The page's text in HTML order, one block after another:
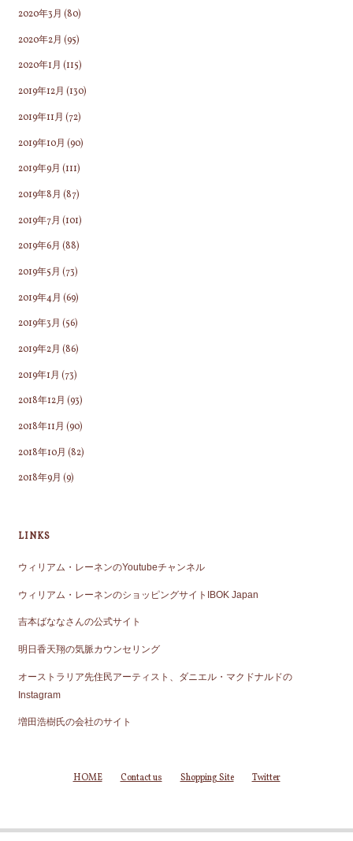
2020年3月 (80)
2020年2月 (95)
2020年1月 (115)
2019年12月 (130)
2019年11月 (72)
2019年10月 (90)
2019年9月 (111)
2019年8月 (87)
2019年7月 (101)
2019年6月 (88)
2019年5月 (73)
2019年4月 (69)
2019年3月 (56)
2019年2月 (86)
2019年1月 (73)
2018年12月 (93)
2018年11月 (90)
2018年10月 (82)
2018年9月 (9)
LINKS
ウィリアム・レーネンのYoutubeチャンネル
ウィリアム・レーネンのショッピングサイトIBOK Japan
吉本ばななさんの公式サイト
明日香天翔の気脈カウンセリング
オーストラリア先住民アーティスト、ダニエル・マクドナルドの
Instagram
増田浩樹氏の会社のサイト
HOME Contact us Shopping Site Twitter